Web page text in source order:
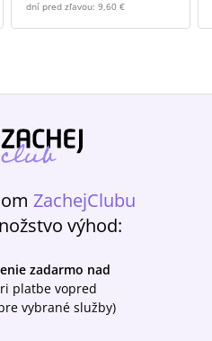
dní pred zľavou: 9,60 €
ZachejClubu
výhod:
zadarmo nad
platbe vopred
vybrané služby)